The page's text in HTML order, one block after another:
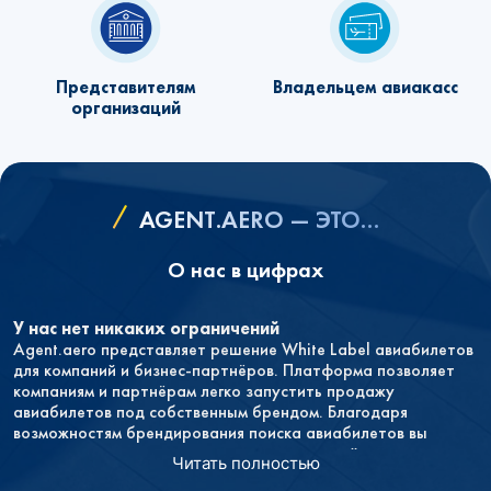
Представителям
организаций
Владельцем авиакасс
AGENT.AERO — ЭТО…
О нас в цифрах
У нас нет никаких ограничений
Agent.aero представляет решение White Label авиабилетов
для компаний и бизнес‑партнёров. Платформа позволяет
компаниям и партнёрам легко запустить продажу
авиабилетов под собственным брендом. Благодаря
возможностям брендирования поиска авиабилетов вы
полностью контролируете пользовательский опыт, при
этом не тратя ресурсы на создание системы с нуля.
Читать полностью